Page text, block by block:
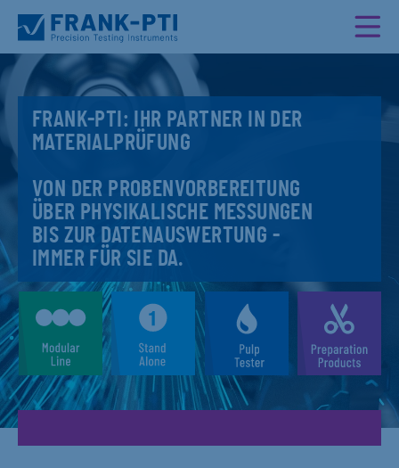
FRANK-PTI: IHR PARTNER IN DER
MATERIALPRÜFUNG
VON DER PROBENVORBEREITUNG
ÜBER PHYSIKALISCHE MESSUNGEN
BIS ZUR DATENAUSWERTUNG -
IMMER FÜR SIE DA.